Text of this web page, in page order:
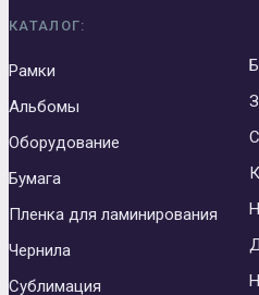
КАТАЛОГ:
Рамки
Альбомы
Оборудование
Бумага
Пленка для ламинирования
Чернила
Сублимация